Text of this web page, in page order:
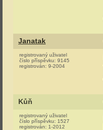
Janatak
registrovaný uživatel
číslo příspěvku: 9145
registrován: 9-2004
Kůň
registrovaný uživatel
číslo příspěvku: 1527
registrován: 1-2012